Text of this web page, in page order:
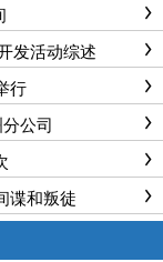
游学开发活动综述
行
公司
谍和叛徒